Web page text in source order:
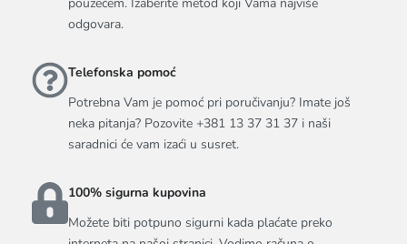
odgovara.
Telefonska pomoć
Potrebna Vam je pomoć pri poručivanju? Imate još
neka pitanja? Pozovite +381 13 37 31 37 i naši
saradnici će vam izaći u susret.
100% sigurna kupovina
Možete biti potpuno sigurni kada plaćate preko